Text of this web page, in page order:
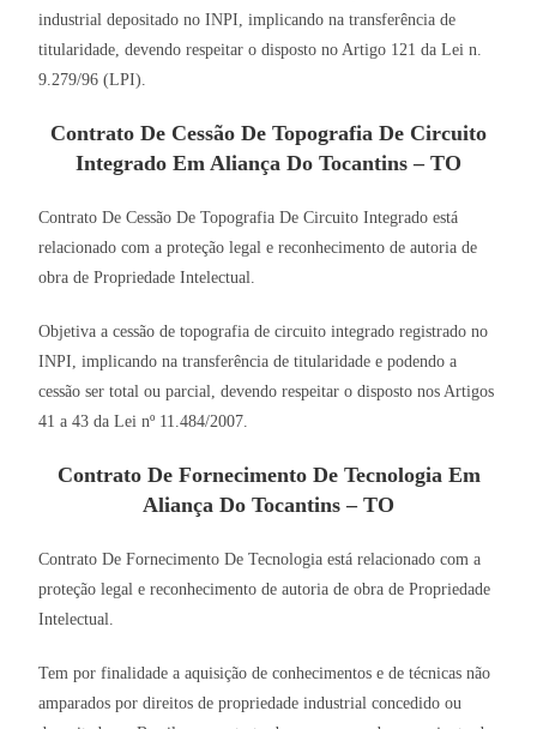
industrial depositado no INPI, implicando na transferência de
titularidade, devendo respeitar o disposto no Artigo 121 da Lei n.
9.279/96 (LPI).
Contrato De Cessão De Topografia De Circuito
Integrado Em Aliança Do Tocantins – TO
Contrato De Cessão De Topografia De Circuito Integrado está
relacionado com a proteção legal e reconhecimento de autoria de
obra de Propriedade Intelectual.
Objetiva a cessão de topografia de circuito integrado registrado no
INPI, implicando na transferência de titularidade e podendo a
cessão ser total ou parcial, devendo respeitar o disposto nos Artigos
41 a 43 da Lei nº 11.484/2007.
Contrato De Fornecimento De Tecnologia Em
Aliança Do Tocantins – TO
Contrato De Fornecimento De Tecnologia está relacionado com a
proteção legal e reconhecimento de autoria de obra de Propriedade
Intelectual.
Tem por finalidade a aquisição de conhecimentos e de técnicas não
amparados por direitos de propriedade industrial concedido ou